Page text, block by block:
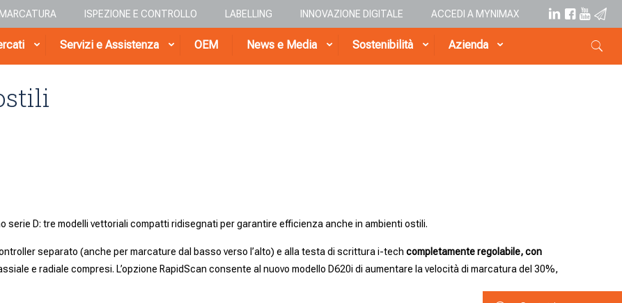
ISPEZIONE E CONTROLLO LABELLING INNOVAZIONE DIGITALE ACCEDI A MYNIMAX
Servizi e Assistenza OEM News e Media Sostenibilità Azienda
serie D: tre modelli vettoriali compatti ridisegnati per garantire efficienza anche in ambienti ostili.
separato (anche per marcature dal basso verso l’alto) e alla testa di scrittura i-techcompletamente regolabile, con
e radiale compresi. L’opzione RapidScan consente al nuovo modello D620i di aumentare la velocità di marcatura del 30%,